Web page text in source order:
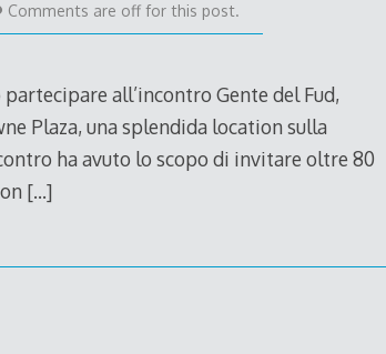
Comments are off for this post.
all’incontro Gente del Fud,
Plaza, una splendida location sulla
ha avuto lo scopo di invitare oltre 80
[…]